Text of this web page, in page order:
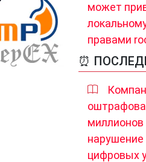
может
правами
⏰
миллионов
нарушение
цифровых